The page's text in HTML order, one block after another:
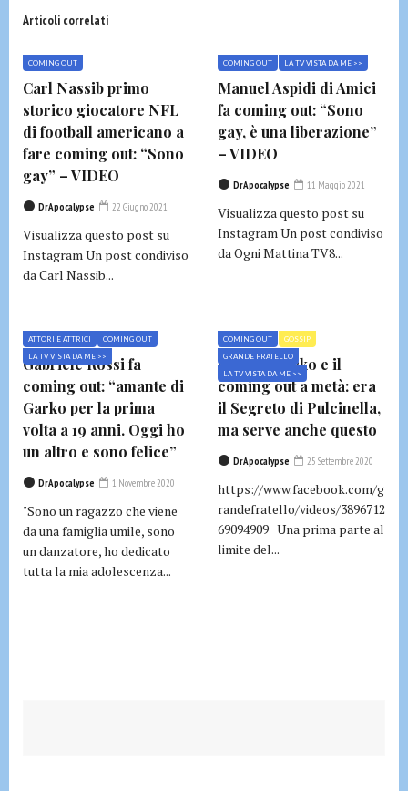
Articoli correlati
COMING OUT
Carl Nassib primo
storico giocatore NFL
di football americano a
fare coming out: “Sono
gay” – VIDEO
DrApocalypse 22 Giugno 2021
Visualizza questo post su
Instagram Un post condiviso
da Carl Nassib...
COMING OUT LA TV VISTA DA ME >>
Manuel Aspidi di Amici
fa coming out: “Sono
gay, è una liberazione”
– VIDEO
DrApocalypse 11 Maggio 2021
Visualizza questo post su
Instagram Un post condiviso
da Ogni Mattina TV8...
ATTORI E ATTRICI
COMING OUT
LA TV VISTA DA ME >>
Gabriele Rossi fa
coming out: “amante di
Garko per la prima
volta a 19 anni. Oggi ho
un altro e sono felice”
DrApocalypse 1 Novembre 2020
"Sono un ragazzo che viene
da una famiglia umile, sono
un danzatore, ho dedicato
tutta la mia adolescenza...
COMING OUT
GOSSIP
GRANDE FRATELLO
LA TV VISTA DA ME >>
Gabriel Garko e il
coming out a metà: era
il Segreto di Pulcinella,
ma serve anche questo
DrApocalypse 25 Settembre 2020
https://www.facebook.com/g
randefratello/videos/3896712
69094909 Una prima parte al
limite del...